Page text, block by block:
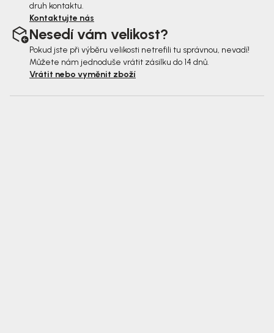
druh kontaktu.
Kontaktujte nás
Nesedí vám velikost?
Pokud jste při výběru velikosti netrefili tu správnou, nevadí!
Můžete nám jednoduše vrátit zásilku do 14 dnů.
Vrátit nebo vyměnit zboží